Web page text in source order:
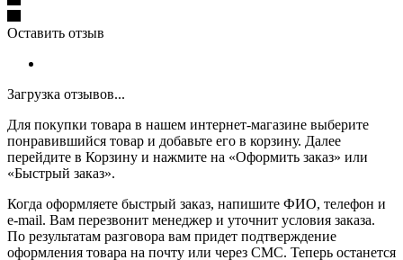
Оставить отзыв
Загрузка отзывов...
Для покупки товара в нашем интернет-магазине выберите
понравившийся товар и добавьте его в корзину. Далее
перейдите в Корзину и нажмите на «Оформить заказ» или
«Быстрый заказ».
Когда оформляете быстрый заказ, напишите ФИО, телефон и
e-mail. Вам перезвонит менеджер и уточнит условия заказа.
По результатам разговора вам придет подтверждение
оформления товара на почту или через СМС. Теперь останется